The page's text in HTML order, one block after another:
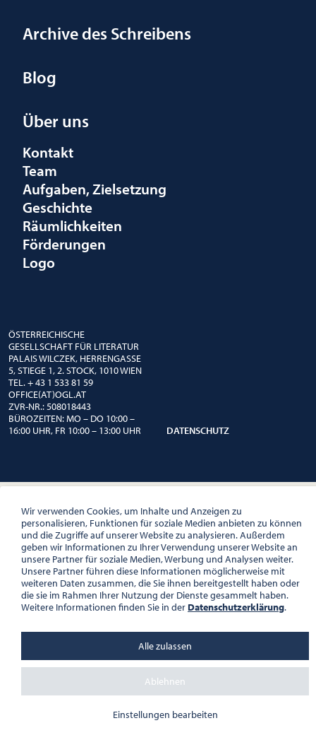
Archive des Schreibens
Blog
Über uns
Kontakt
Team
Aufgaben, Zielsetzung
Geschichte
Räumlichkeiten
Förderungen
Logo
ÖSTERREICHISCHE
GESELLSCHAFT FÜR LITERATUR
PALAIS WILCZEK, HERRENGASSE
5, STIEGE 1, 2. STOCK, 1010 WIEN
TEL. + 43 1 533 81 59
OFFICE(AT)OGL.AT
ZVR-NR.: 508018443
BÜROZEITEN: MO – DO 10:00 –
16:00 UHR, FR 10:00 – 13:00 UHR
DATENSCHUTZ
Wir verwenden Cookies, um Inhalte und Anzeigen zu
personalisieren, Funktionen für soziale Medien anbieten zu können
und die Zugriffe auf unserer Website zu analysieren. Außerdem
geben wir Informationen zu Ihrer Verwendung unserer Website an
unsere Partner für soziale Medien, Werbung und Analysen weiter.
Unsere Partner führen diese Informationen möglicherweise mit
weiteren Daten zusammen, die Sie ihnen bereitgestellt haben oder
die sie im Rahmen Ihrer Nutzung der Dienste gesammelt haben.
Weitere Informationen finden Sie in der Datenschutzerklärung.
Einstellungen bearbeiten
Ablehnen
Alle zulassen